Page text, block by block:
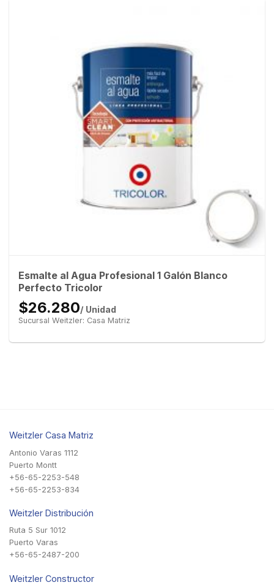
Esmalte al Agua Profesional 1 Galón Blanco
Perfecto Tricolor
$26.280/ Unidad
Sucursal Weitzler: Casa Matriz
Weitzler Casa Matriz
Antonio Varas 1112
Puerto Montt
+56-65-2253-548
+56-65-2253-834
Weitzler Distribución
Ruta 5 Sur 1012
Puerto Varas
+56-65-2487-200
Weitzler Constructor